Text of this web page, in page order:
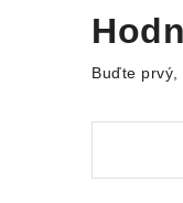
Buďte prvý,